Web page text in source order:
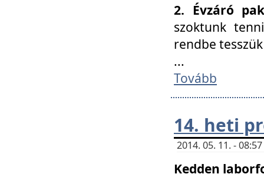
2. Évzáró
szoktunk
rendbe
...
Tovább
14. heti
2014. 05. 11. -
Kedden